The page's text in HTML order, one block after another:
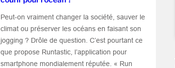
Peut-on vraiment changer la société, sauver le
climat ou préserver les océans en faisant son
jogging ? Drôle de question. C’est pourtant ce
que propose Runtastic, l’application pour
smartphone mondialement réputée. « Run